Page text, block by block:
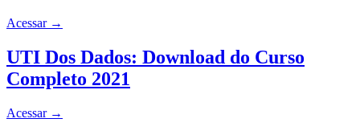
Acessar →
UTI Dos Dados: Download do Curso
Completo 2021
Acessar →